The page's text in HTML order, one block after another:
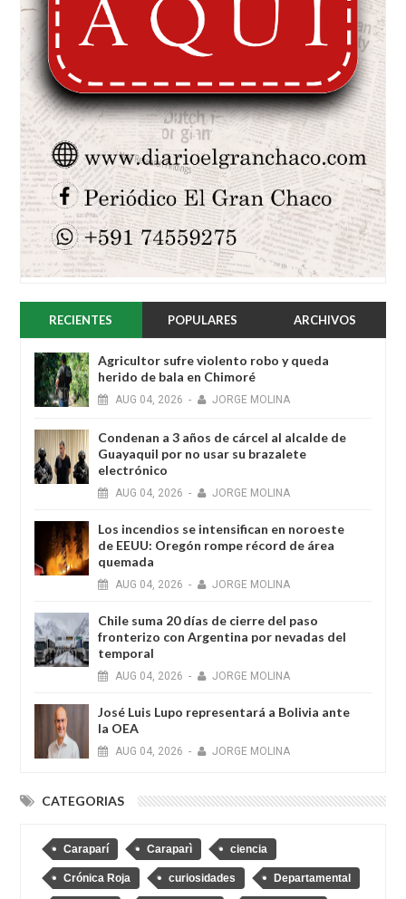
RECIENTES POPULARES ARCHIVOS
Agricultor sufre violento robo y queda
herido de bala en Chimoré
AUG 04, 2026 - JORGE MOLINA
Condenan a 3 años de cárcel al alcalde de
Guayaquil por no usar su brazalete
electrónico
AUG 04, 2026 - JORGE MOLINA
Los incendios se intensifican en noroeste
de EEUU: Oregón rompe récord de área
quemada
AUG 04, 2026 - JORGE MOLINA
Chile suma 20 días de cierre del paso
fronterizo con Argentina por nevadas del
temporal
AUG 04, 2026 - JORGE MOLINA
José Luis Lupo representará a Bolivia ante
la OEA
AUG 04, 2026 - JORGE MOLINA
CATEGORIAS
Caraparí Caraparì ciencia
Crónica Roja curiosidades Departamental